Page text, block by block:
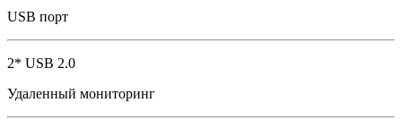
USB порт
2* USB 2.0
Удаленный мониторинг